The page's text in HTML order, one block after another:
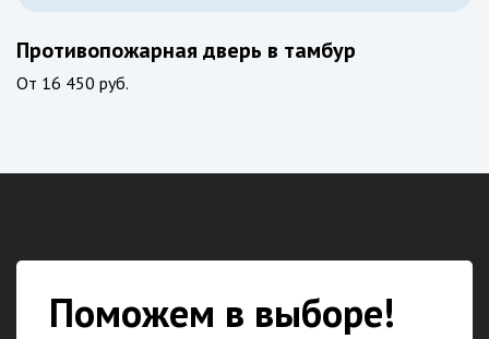
Противопожарная дверь в тамбур
От 16 450 руб.
Поможем в выборе!